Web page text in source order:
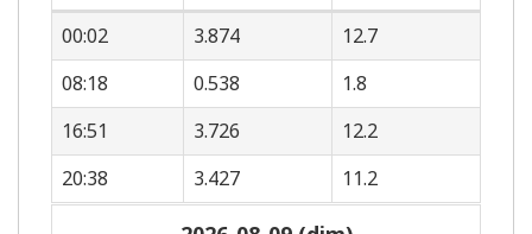
00:02
3.874
12.7
08:18
0.538
1.8
16:51
3.726
12.2
20:38
3.427 11.2